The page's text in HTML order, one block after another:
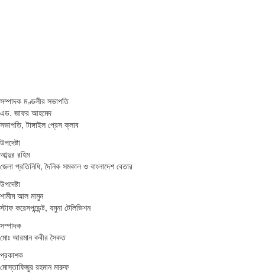
সম্পাদক মণ্ডলীর সভাপতি
এড. জাফর আহমেদ
সভাপতি, টাঙ্গাইল প্রেস ক্লাব
উপদেষ্টা
আব্দুর রহিম
জেলা প্রতিনিধি, দৈনিক সমকাল ও বাংলাদেশ বেতার
উপদেষ্টা
শামীম আল মামুন
স্টাফ করেসপন্ডেন্ট, যমুনা টেলিভিশন
সম্পাদক
মোঃ আরমান কবীর সৈকত
প্রকাশক
মোস্তাফিজুর রহমান মারুফ